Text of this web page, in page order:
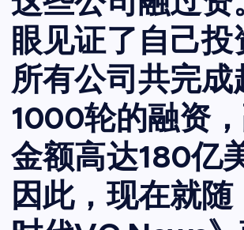
眼见证了自己投
所有公司共完成
1000轮的融资
金额高达180亿
因此，现在就